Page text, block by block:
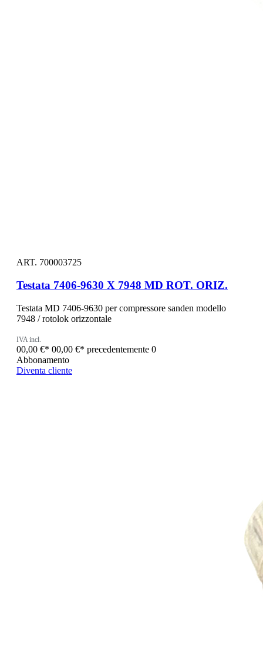
ART. 700003725
Testata 7406-9630 X 7948 MD ROT. ORIZ.
Testata MD 7406-9630 per compressore sanden modello
7948 / rotolok orizzontale
IVA incl.
00,00 €* 00,00 €* precedentemente 0
Abbonamento
Diventa cliente